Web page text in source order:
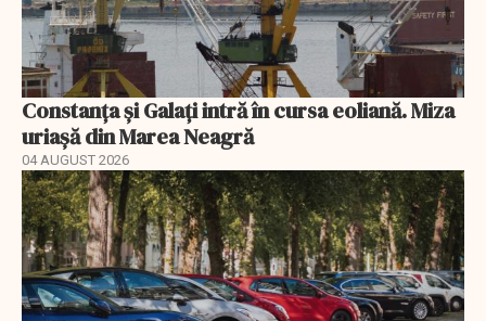
Constanța și Galați intră în cursa eoliană. Miza
uriașă din Marea Neagră
04 AUGUST 2026